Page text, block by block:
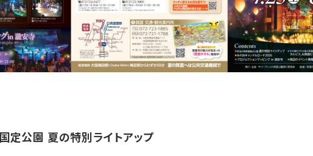
定公園 夏の特別ライトアップ